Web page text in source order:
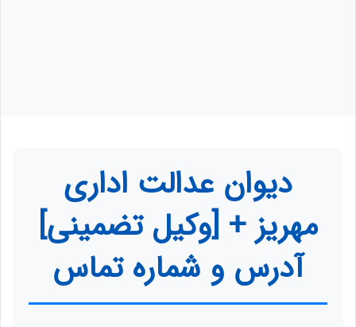
دیوان عدالت اداری
مهریز + [وکیل تضمینی]
آدرس و شماره تماس